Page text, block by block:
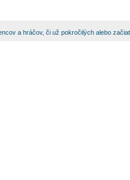
a hráčov, či už pokročilých alebo